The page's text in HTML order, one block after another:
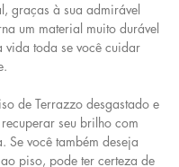
graças à sua admirável
um material muito durável
vida toda se você cuidar
de Terrazzo desgastado e
seu brilho com
Se você também deseja
piso, pode ter certeza de